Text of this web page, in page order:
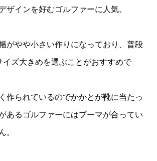
ザインを好むゴルファーに人気。
がやや小さい作りになっており、普段
ズ大きめを選ぶことがおすすめで
作られているのでかかとが靴に当たっ
あるゴルファーにはプーマが合ってい